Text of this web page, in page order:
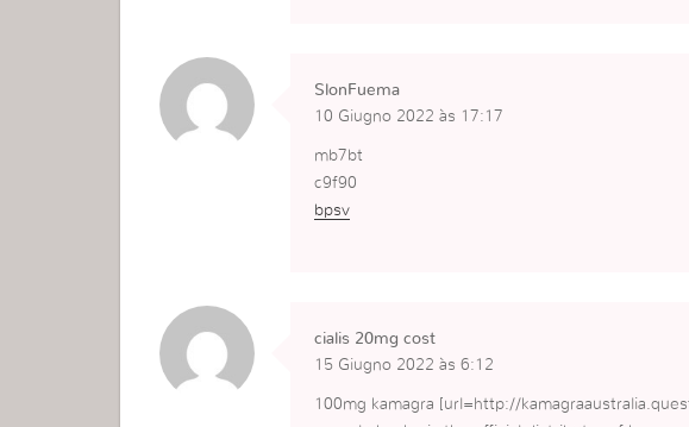
SlonFuema
10 Giugno 2022 às 17:17
mb7bt
c9f90
bpsv
cialis 20mg cost
15 Giugno 2022 às 6:12
100mg kamagra [url=http://